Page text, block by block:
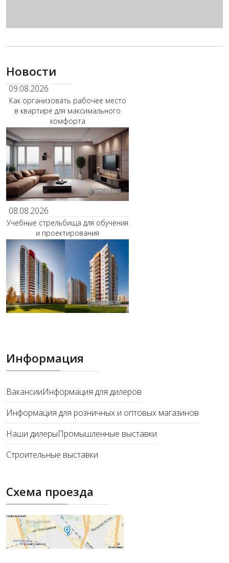
Новости
09.08.2026
Как организовать рабочее место
в квартире для максимального
комфорта
08.08.2026
Учебные стрельбища для обучения
и проектирования
Информация
ВакансииИнформация для дилеров
Информация для розничных и оптовых магазинов
Наши дилерыПромышленные выставки
Строительные выставки
Схема проезда